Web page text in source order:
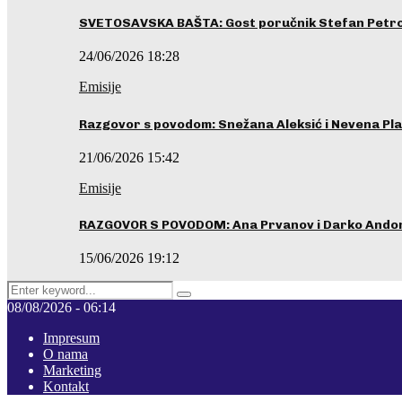
SVETOSAVSKA BAŠTA: Gost poručnik Stefan
24/06/2026 18:28
Emisije
Razgovor s povodom: Snežana Aleksić i Nevena
21/06/2026 15:42
Emisije
RAZGOVOR S POVODOM: Ana Prvanov i Darko
15/06/2026 19:12
Search
for:
Pretraga
08/08/2026 - 06:14
Impresum
O nama
Marketing
Kontakt